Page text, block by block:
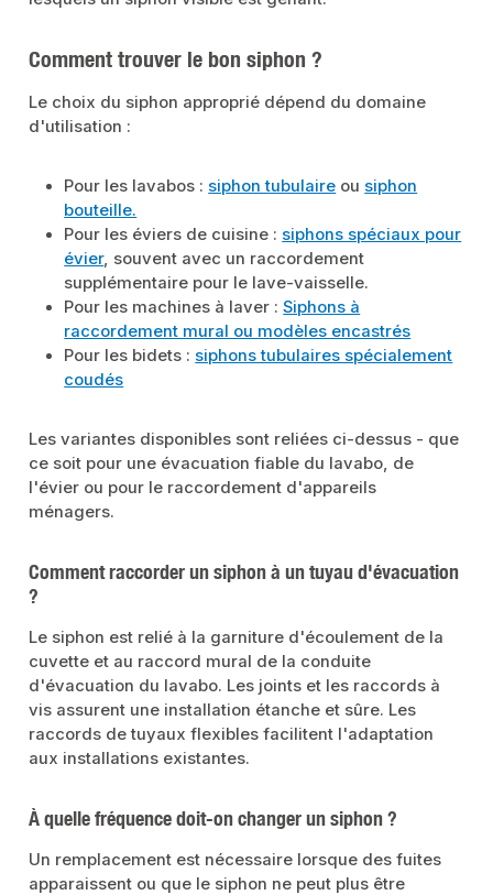
Comment trouver le bon siphon ?
Le choix du siphon approprié dépend du domaine
d'utilisation :
Pour les lavabos : siphon tubulaire ou siphon
bouteille.
Pour les éviers de cuisine : siphons spéciaux pour
évier, souvent avec un raccordement
supplémentaire pour le lave-vaisselle.
Pour les machines à laver :Siphons à
raccordement mural ou modèles encastrés
Pour les bidets : siphons tubulaires spécialement
coudés
Les variantes disponibles sont reliées ci-dessus - que
ce soit pour une évacuation fiable du lavabo, de
l'évier ou pour le raccordement d'appareils
ménagers.
Comment raccorder un siphon à un tuyau d'évacuation
?
Le siphon est relié à la garniture d'écoulement de la
cuvette et au raccord mural de la conduite
d'évacuation du lavabo. Les joints et les raccords à
vis assurent une installation étanche et sûre. Les
raccords de tuyaux flexibles facilitent l'adaptation
aux installations existantes.
À quelle fréquence doit-on changer un siphon ?
Un remplacement est nécessaire lorsque des fuites
apparaissent ou que le siphon ne peut plus être